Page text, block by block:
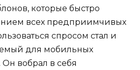
которые быстро
всех предприимчивых
спросом стал и
для мобильных
вобрал в себя